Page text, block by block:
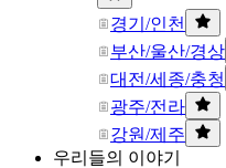
경기/인천
부산/울산/경상
대전/세종/충청
광주/전라
강원/제주
우리들의 이야기